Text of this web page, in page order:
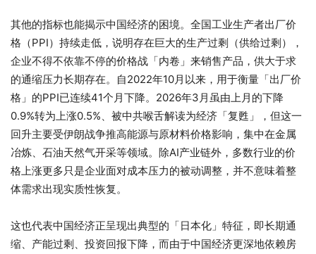
其他的指标也能揭示中国经济的困境。全国工业生产者出厂价
格（PPI）持续走低，说明存在巨大的生产过剩（供给过剩），
企业不得不依靠不停的价格战「内卷」来销售产品，供大于求
的通缩压力长期存在。自2022年10月以来，用于衡量「出厂价
格」的PPI已连续41个月下降。2026年3月虽由上月的下降
0.9%转为上涨0.5%、被中共喉舌解读为经济「复甦」，但这一
回升主要受伊朗战争推高能源与原材料价格影响，集中在金属
冶炼、石油天然气开采等领域。除AI产业链外，多数行业的价
格上涨更多只是企业面对成本压力的被动调整，并不意味着整
体需求出现实质性恢复。
这也代表中国经济正呈现出典型的「日本化」特征，即长期通
缩、产能过剩、投资回报下降，而由于中国经济更深地依赖房